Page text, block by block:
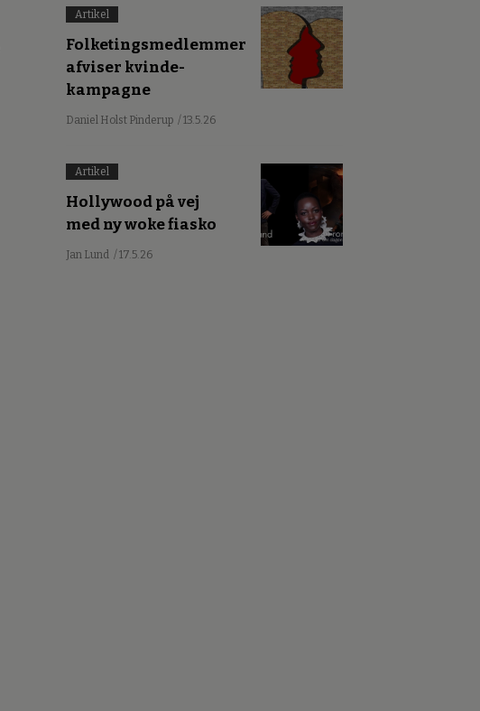
Artikel
Folketingsmedlemmer
afviser kvinde-
kampagne
Daniel Holst Pinderup / 13.5.26
Artikel
Hollywood på vej
med ny woke fiasko
Jan Lund / 17.5.26